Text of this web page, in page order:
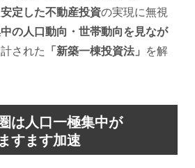
定した不動産投資の実現に無視
の人口動向・世帯動向を見なが
された 「新築一棟投資法」
を解
は人口一極集中が
ますます加速